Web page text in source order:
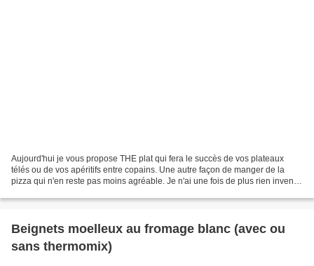
Aujourd'hui je vous propose THE plat qui fera le succès de vos plateaux
télés ou de vos apéritifs entre copains. Une autre façon de manger de la
pizza qui n'en reste pas moins agréable. Je n'ai une fois de plus rien inventé,
Beignets moelleux au fromage blanc (avec ou
sans thermomix)